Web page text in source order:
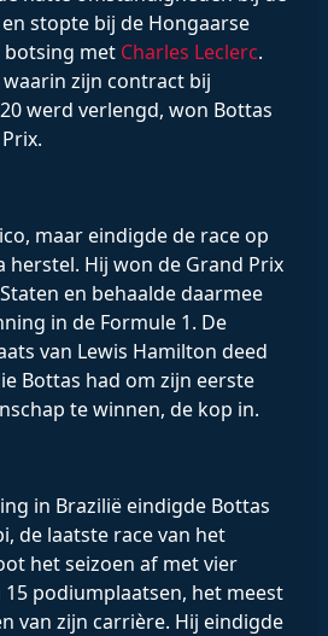
stopte bij de Hongaarse
botsing met Charles Leclerc.
zijn contract bij
werd verlengd, won Bottas
maar eindigde de race op
herstel. Hij won de Grand Prix
en behaalde daarmee
in de Formule 1. De
van Lewis Hamilton deed
Bottas had om zijn eerste
te winnen, de kop in.
in Brazilië eindigde Bottas
de laatste race van het
het seizoen af ​​met vier
podiumplaatsen, het meest
van zijn carrière. Hij eindigde